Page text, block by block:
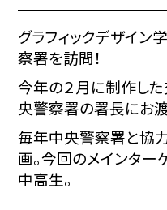
グラフィックデザイ
察署を訪問！
今年の２月に制作し
央警察署の署長にお渡
毎年中央警察署と協
画。今回のメインター
中高生。